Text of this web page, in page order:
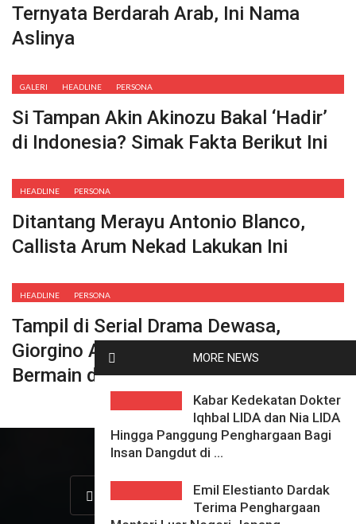
MORE NEWS
Kabar Kedekatan Dokter
Iqhbal LIDA dan Nia LIDA
Hingga Panggung Penghargaan Bagi
Insan Dangdut di ...
Emil Elestianto Dardak
Terima Penghargaan
Ternyata Berdarah Arab, Ini Nama
Aslinya
GALERI HEADLINE PERSONA
Si Tampan Akin Akinozu Bakal ‘Hadir’
di Indonesia? Simak Fakta Berikut Ini
HEADLINE PERSONA
Ditantang Merayu Antonio Blanco,
Callista Arum Nekad Lakukan Ini
HEADLINE PERSONA
Tampil di Serial Drama Dewasa,
Giorgino Abraham : Saya Tidak Suka
Bermain di Zona Nyaman